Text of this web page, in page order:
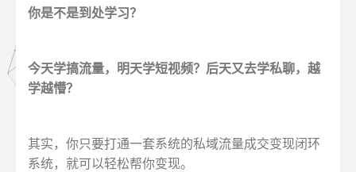
你是不是到处学习？
今天学搞流量，明天学短视频？后天又去学私聊，越
学越懵？
其实，你只要打通一套系统的私域流量成交变现闭环
系统，就可以轻松帮你变现。